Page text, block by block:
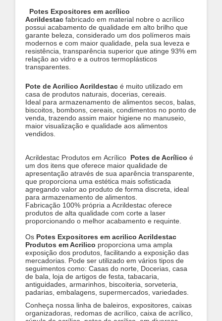
Potes Expositores em acrílico
Acrildestac fabricado em material nobre o acrílico
possui acabamento de qualidade em alto brilho que
garante beleza, considerado um dos polímeros mais
modernos e com maior qualidade, pela sua leveza e
resistência, transparência superior que atinge 93% em
relação ao vidro e a outros termoplásticos
transparentes.
Pote de Acrilico Acrildestac é muito utilizado em
casa de produtos naturais, docerias, cereais.
Ideal para armazenamento de alimentos secos, balas,
biscoitos, bombons, cereais, condimentos no ponto de
venda, trazendo assim maior higiene no manuseio,
maior visualização e qualidade aos alimentos
vendidos.
​Acrildestac Produtos em Acrílico Potes de Acrílico é
um dos itens que oferece maior qualidade de
apresentação através de sua aparência transparente,
que proporciona uma estética mais sofisticada
agregando valor ao produto de forma discreta, ideal
para armazenamento de alimentos.
Fabricação 100% própria a Acrildestac oferece
produtos de alta qualidade com corte a laser
proporcionando o melhor acabamento e requinte.
Os Potes Expositores em acrilico Acrildestac
Produtos em Acrilico proporciona uma ampla
exposição dos produtos, facilitando a exposição das
mercadorias. Pode ser utilizado em vários tipos de
seguimentos como: Casas do norte, Docerias, casa
de bala, loja de artigos de festa, tabacaria,
antiguidades, armarinhos, biscoiteria, sorveteria,
padarias, embalagens, supermercados, variedades.
Conheça nossa linha de baleiros, expositores, caixas
organizadoras, redomas de acrílico, caixa de acrílico,